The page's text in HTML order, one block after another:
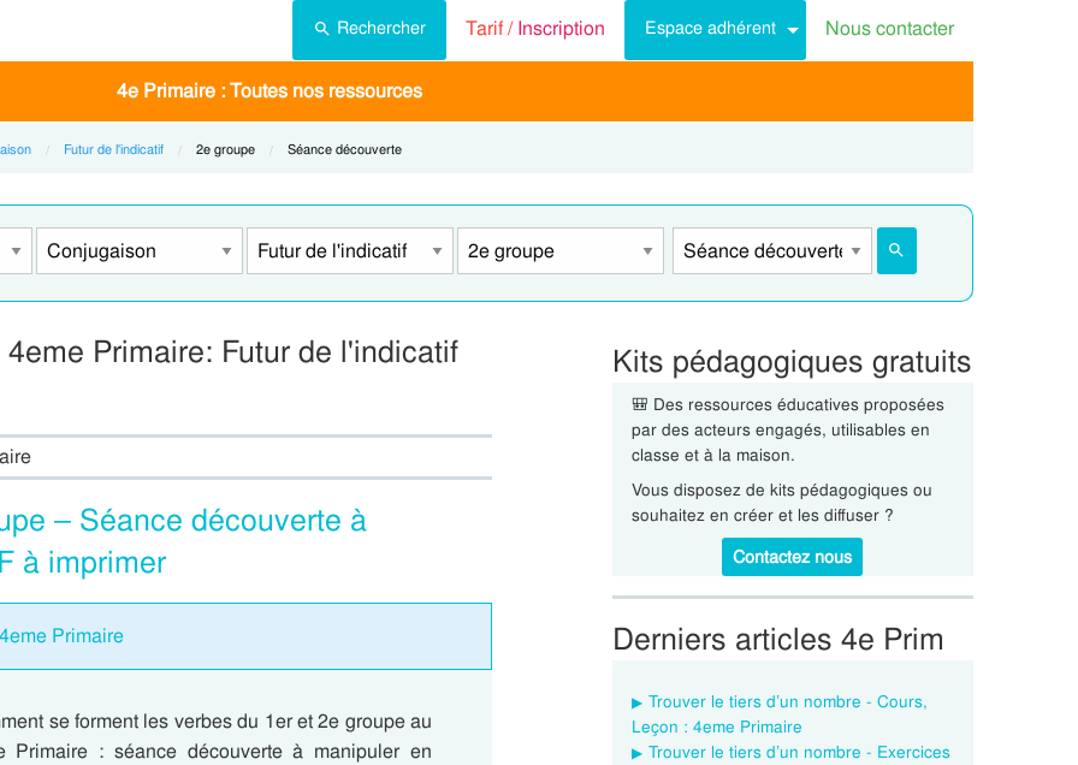
Rechercher Tarif /Inscription Espace adhérent Nous contacter
4e Primaire : Toutes nos ressources
Futur de l'indicatif Current:
2e groupe Current:
Séance découverte
Primaire: Futur de l'indicatif
– Séance découverte à
à imprimer
Primaire
se forment les verbes du 1er et 2e groupe au
Primaire : séance découverte à manipuler en
Kits pédagogiques gratuits
🎒 Des ressources éducatives proposées
par des acteurs engagés, utilisables en
classe et à la maison.
Vous disposez de kits pédagogiques ou
souhaitez en créer et les diffuser ?
Contactez nous
Derniers articles 4e Prim
Trouver le tiers d’un nombre - Cours,
Leçon : 4eme Primaire
Trouver le tiers d’un nombre - Exercices